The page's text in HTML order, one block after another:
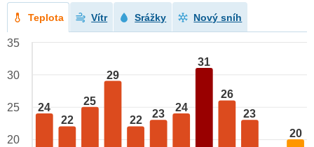
Teplota Vítr Srážky Nový sníh
24
22
25
29
22
23
24
31
26
23
20
35
30
25
20